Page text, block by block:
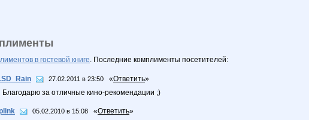
в гостевой книге. Последние комплименты посетителей:
27.02.2011 в 23:50 «Ответить»
Благодарю за отличные кино-рекомендации ;)
05.02.2010 в 15:08 «Ответить»